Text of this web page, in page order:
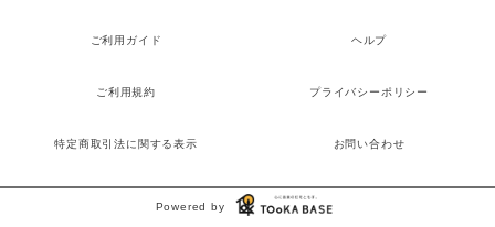
ご利用ガイド ヘルプ
ご利用規約 プライバシーポリシー
特定商取引法に関する表示 お問い合わせ
Powered by